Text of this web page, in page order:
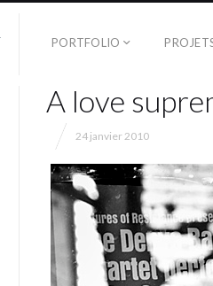
PORTFOLIO
A love
24 janvier 2010